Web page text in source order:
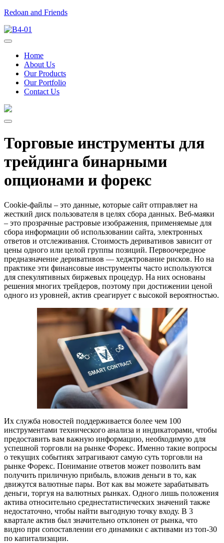
Redoan and Friends
Home
About Us
Our Products
Our Portfolio
Contact Us
Торговые инструменты для
трейдинга бинарными
опционами и форекс
Cookie-файлы – это данные, которые сайт отправляет на
жесткий диск пользователя в целях сбора данных. Веб-маяки
– это прозрачные растровые изображения, применяемые для
сбора информации об использовании сайта, электронных
ответов и отслеживания. Стоимость деривативов зависит от
цены одного или целой группы позиций. Первоочередное
предназначение деривативов — хеджтрование рисков. Но на
практике эти финансовые инструменты часто используются
для спекулятивных биржевых процедур. На них основаны
решения многих трейдеров, поэтому при достижении ценой
одного из уровней, актив среагирует с высокой вероятностью.
Их служба новостей поддерживается более чем 100
инструментами технического анализа и индикаторами, чтобы
предоставить вам важную информацию, необходимую для
успешной торговли на рынке Форекс. Именно такие вопросы
о текущих событиях затрагивают самую суть торговли на
рынке Форекс. Понимание ответов может позволить вам
получить приличную прибыль, вложив деньги в то, как
движутся валютные пары. Вот как вы можете зарабатывать
деньги, торгуя на валютных рынках. Одного лишь положения
актива относительно среднестатистических значений также
недостаточно, чтобы найти выгодную точку входу. В 3
квартале актив был значительно отклонен от рынка, что
видно при сопоставлении его динамики с активами из топ-30
по капитализации.